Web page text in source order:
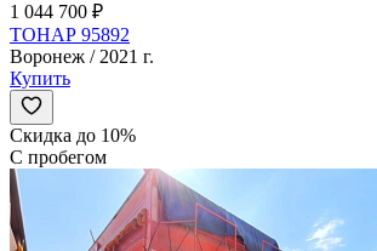
1 044 700 ₽
ТОНАР 95892
Воронеж / 2021 г.
Купить
Скидка до 10%
С пробегом